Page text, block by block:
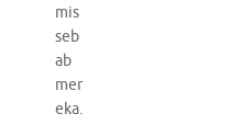
mis
seb
ab
mer
eka.